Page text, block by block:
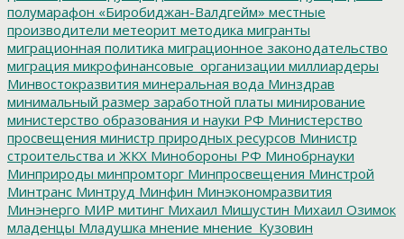
полумарафон «Биробиджан-Валдгейм» местные
производители метеорит методика мигранты
миграционная политика миграционное законодательство
миграция микрофинансовые_организации миллиардеры
Минвостокразвития минеральная вода Минздрав
минимальный размер заработной платы минирование
министерство образования и науки РФ Министерство
просвещения министр природных ресурсов Министр
строительства и ЖКХ Минобороны РФ Минобрнауки
Минприроды минпромторг Минпросвещения Минстрой
Минтранс Минтруд Минфин Минэкономразвития
Минэнерго МИР митинг Михаил Мишустин Михаил Озимок
младенцы Младушка мнение мнение_Кузовин